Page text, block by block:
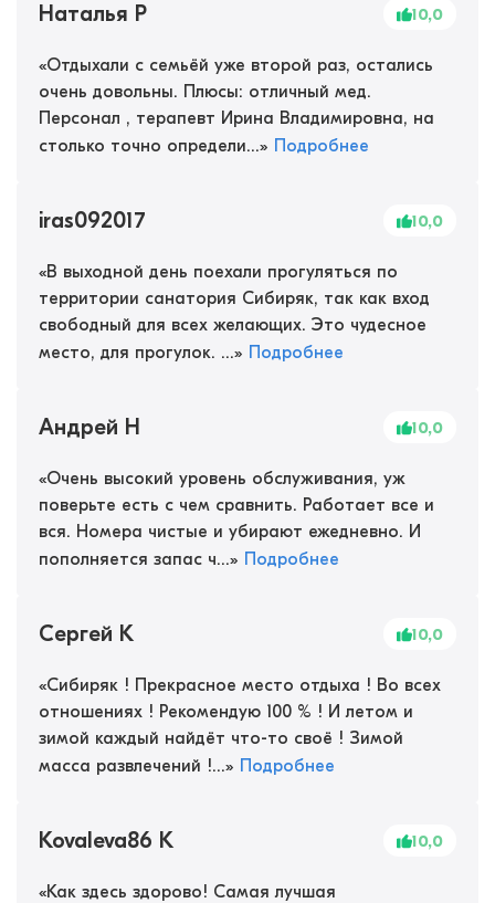
Наталья Р 10,0
«Отдыхали с семьёй уже второй раз, остались
очень довольны. Плюсы: отличный мед.
Персонал , терапевт Ирина Владимировна, на
столько точно определи...» Подробнее
iras092017 10,0
«В выходной день поехали прогуляться по
территории санатория Сибиряк, так как вход
свободный для всех желающих. Это чудесное
место, для прогулок. ...» Подробнее
Андрей Н 10,0
«Очень высокий уровень обслуживания, уж
поверьте есть с чем сравнить. Работает все и
вся. Номера чистые и убирают ежедневно. И
пополняется запас ч...» Подробнее
Сергей К 10,0
«Сибиряк ! Прекрасное место отдыха ! Во всех
отношениях ! Рекомендую 100 % ! И летом и
зимой каждый найдёт что-то своё ! Зимой
масса развлечений !...» Подробнее
Kovaleva86 K 10,0
«Как здесь здорово! Самая лучшая